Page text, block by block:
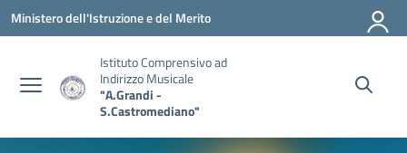
Vai ai contenuti
Vai al menu di navigazione
Vai al footer
Ministero dell'Istruzione e del Merito
Istituto Comprensivo ad
Indirizzo Musicale
"A.Grandi -
S.Castromediano"